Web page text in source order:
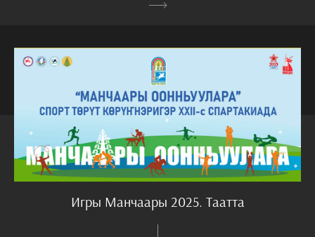
Игры Манчаары 2025. Таатта